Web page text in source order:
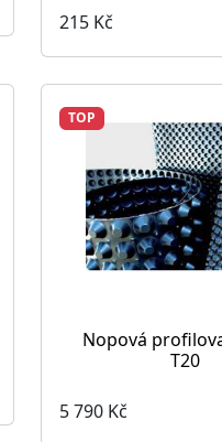
215 Kč
TOP
Nopová
T20
5 790 Kč